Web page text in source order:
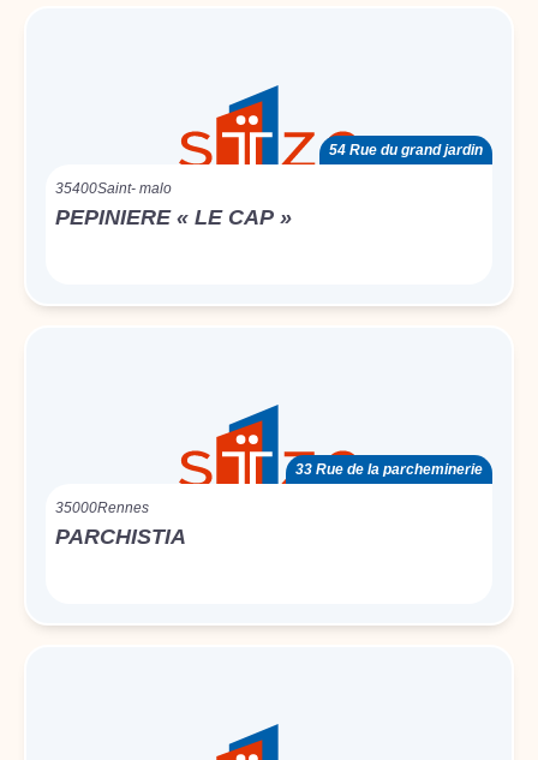
54 Rue du grand jardin
35400Saint- malo
PEPINIERE « LE CAP »
33 Rue de la parcheminerie
35000Rennes
PARCHISTIA